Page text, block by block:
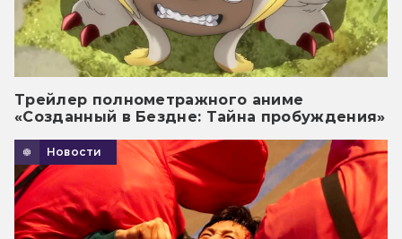
Трейлер полнометражного аниме
«Созданный в Бездне: Тайна пробуждения»
Новости